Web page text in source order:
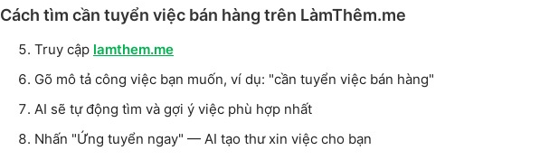
Cách tìm cần tuyển việc bán hàng trên LàmThêm.me
Truy cập lamthem.me
Gõ mô tả công việc bạn muốn, ví dụ: "cần tuyển việc bán hàng"
AI sẽ tự động tìm và gợi ý việc phù hợp nhất
Nhấn "Ứng tuyển ngay" — AI tạo thư xin việc cho bạn